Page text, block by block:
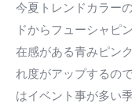
今夏トレンドカラー
ドからフューシャピ
在感がある青みピン
れ度がアップするの
はイベント事が多い